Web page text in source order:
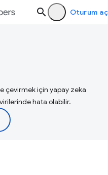
Oturum aç
çevirmek için yapay zeka
hata olabilir.